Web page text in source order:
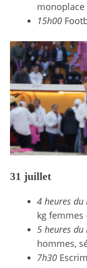
15h00
31 juillet
4 heures
kg
5 heures
hommes,
7h30